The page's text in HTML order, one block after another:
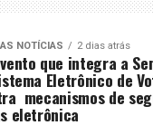
NOTÍCIAS 2 dias atrás
que integra a
Eletrônico de
mecanismos de
eletrônica